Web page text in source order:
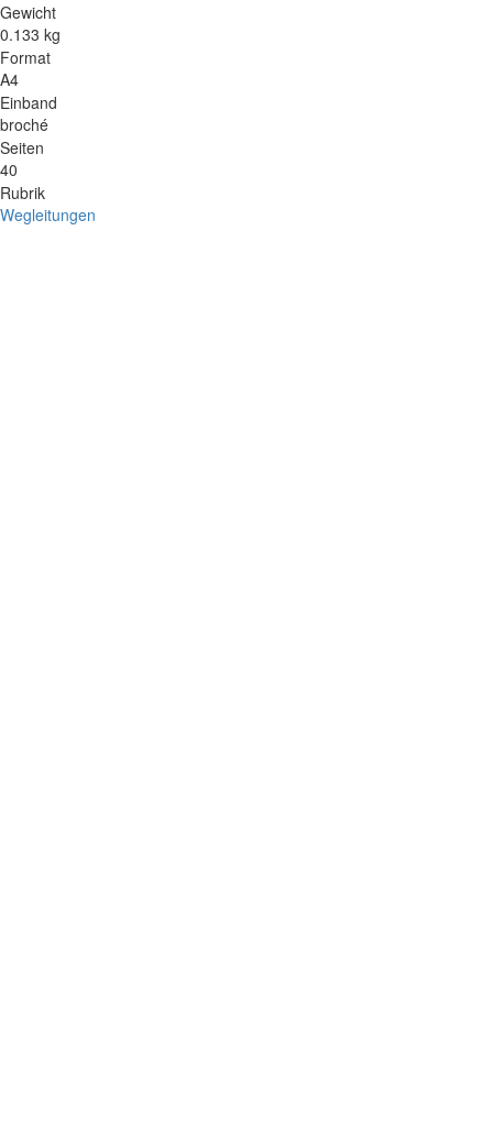
Gewicht
0.133 kg
Format
A4
Einband
broché
Seiten
40
Rubrik
Wegleitungen